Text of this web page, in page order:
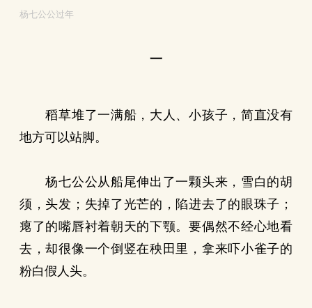
杨七公公过年
一
稻草堆了一满船，大人、小孩子，简直没有
地方可以站脚。
杨七公公从船尾伸出了一颗头来，雪白的胡
须，头发；失掉了光芒的，陷进去了的眼珠子；
瘪了的嘴唇衬着朝天的下颚。要偶然不经心地看
去，却很像一个倒竖在秧田里，拿来吓小雀子的
粉白假人头。